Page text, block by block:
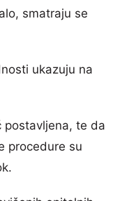
smatraju se
ukazuju na
postavljena, te da
procedure su